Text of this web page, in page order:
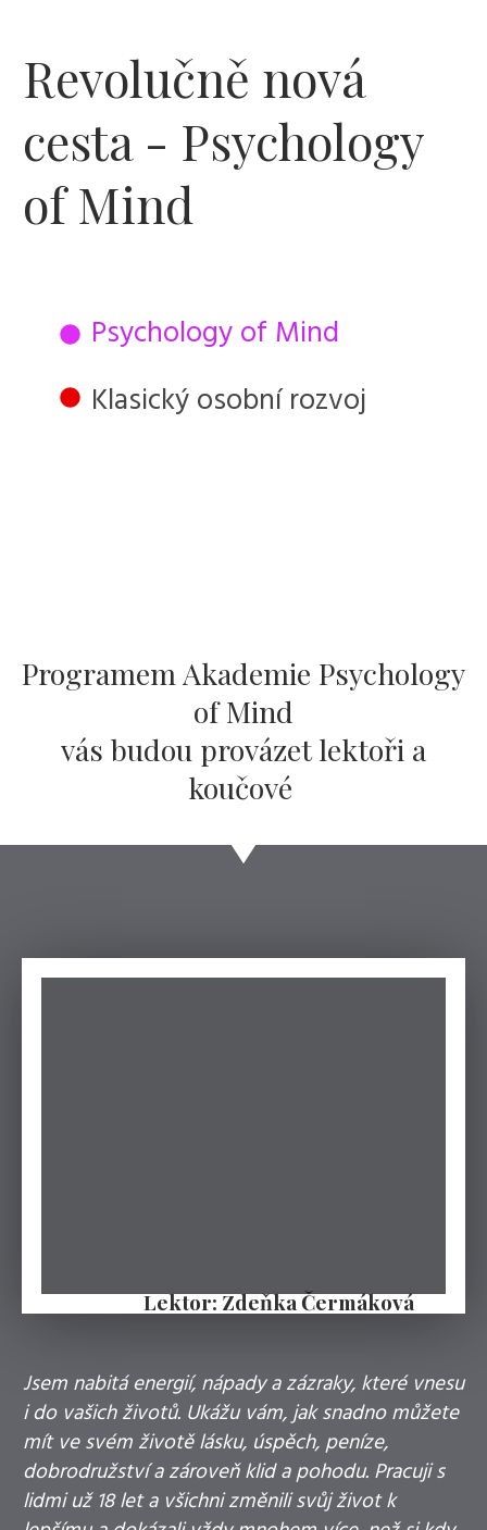
Revolučně nová
cesta - Psychology
of Mind
Psychology of Mind
Klasický osobní rozvoj
Programem Akademie Psychology
of Mind
vás budou provázet lektoři a
koučové
Lektor: Zdeňka Čermáková
Jsem nabitá energií, nápady a zázraky, které vnesu
i do vašich životů. Ukážu vám, jak snadno můžete
mít ve svém životě lásku, úspěch, peníze,
dobrodružství a zároveň klid a pohodu. Pracuji s
lidmi už 18 let a všichni změnili svůj život k